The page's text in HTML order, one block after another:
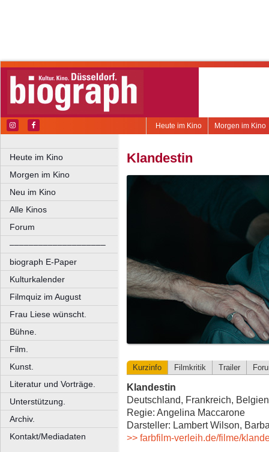
Morgen im Kino
Heute im Kino
Heute im Kino
Morgen im Kino
Neu im Kino
Alle Kinos
Forum
––––––––––––––––––––
biograph E-Paper
Kulturkalender
Filmquiz im August
Frau Liese wünscht.
Bühne.
Film.
Kunst.
Literatur und Vorträge.
Unterstützung.
Archiv.
Kontakt/Mediadaten
Klandestin
Kurzinfo Filmkritik Trailer
Klandestin
Deutschland, Frankreich,
Regie: Angelina Maccarone
Darsteller: Lambert Wilson,
>> farbfilm-verleih.de/filme/